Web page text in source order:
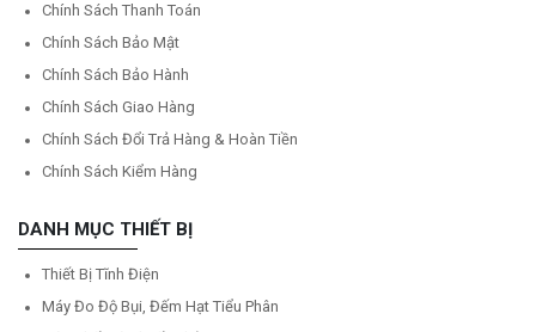
Chính Sách Thanh Toán
Chính Sách Bảo Mật
Chính Sách Bảo Hành
Chính Sách Giao Hàng
Chính Sách Đổi Trả Hàng & Hoàn Tiền
Chính Sách Kiểm Hàng
DANH MỤC THIẾT BỊ
Thiết Bị Tĩnh Điện
Máy Đo Độ Bụi, Đếm Hạt Tiểu Phân